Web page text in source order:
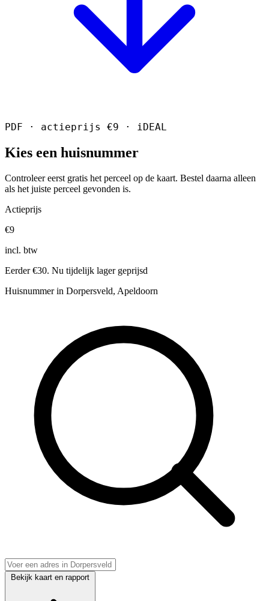
PDF · actieprijs €9 · iDEAL
Kies een huisnummer
Controleer eerst gratis het perceel op de kaart. Bestel daarna alleen
als het juiste perceel gevonden is.
Actieprijs
€9
incl. btw
Eerder €30. Nu tijdelijk lager geprijsd
Huisnummer in Dorpersveld, Apeldoorn
Bekijk kaart en rapport